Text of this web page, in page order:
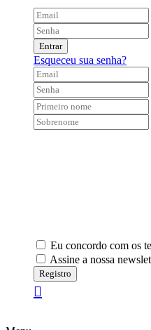
Entrar
Esqueceu sua senha?
Eu concordo com os
Assine a nossa
Registro